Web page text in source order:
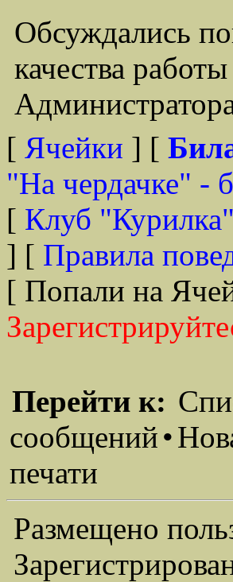
Обсуждались
качества
[ Ячейки ] [
"На чердачке" -
[ Клуб "Курилка"
] [ Правила
[ Попали на
Перейти к:
сообщений•
печати
Размещено